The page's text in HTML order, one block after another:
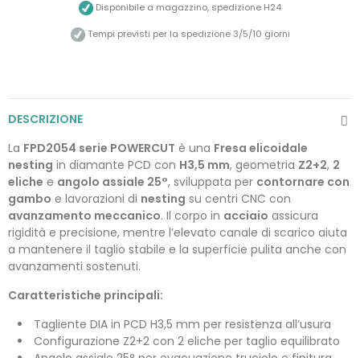
Disponibile a magazzino, spedizione H24
Tempi previsti per la spedizione 3/5/10 giorni
DESCRIZIONE
La FPD2054 serie POWERCUT è una Fresa elicoidale
nesting in diamante PCD con H3,5 mm, geometria Z2+2, 2
eliche e angolo assiale 25°, sviluppata per contornare con
gambo e lavorazioni di nesting su centri CNC con
avanzamento meccanico. Il corpo in acciaio assicura
rigidità e precisione, mentre l’elevato canale di scarico aiuta
a mantenere il taglio stabile e la superficie pulita anche con
avanzamenti sostenuti.
Caratteristiche principali:
Tagliente DIA in PCD H3,5 mm per resistenza all’usura
Configurazione Z2+2 con 2 eliche per taglio equilibrato